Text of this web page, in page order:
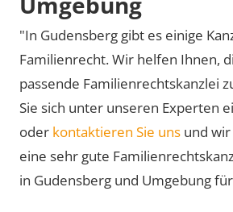
"In Gudensberg gibt es einige
Familienrecht. Wir helfen Ihnen,
passende Familienrechtskanzlei
Sie sich unter unseren Experten
oder kontaktieren Sie uns und
eine sehr gute
in Gudensberg und Umgebung